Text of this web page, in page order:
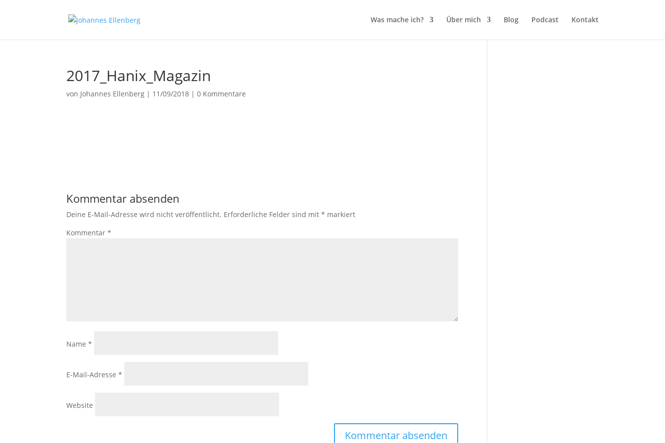
Was mache ich? Über mich Blog Podcast Kontakt
2017_Hanix_Magazin
von Johannes Ellenberg | 11/09/2018 |0 Kommentare
Kommentar absenden
Deine E-Mail-Adresse wird nicht veröffentlicht. Erforderliche Felder sind mit* markiert
Kommentar*
Name*
E-Mail-Adresse*
Website